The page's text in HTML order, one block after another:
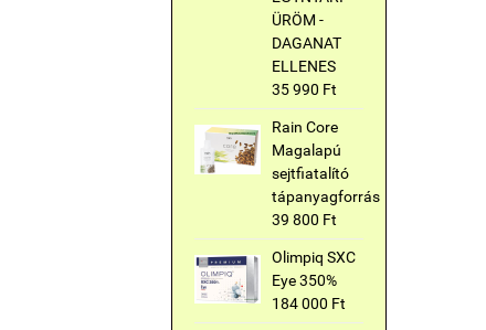
ÜRÖM -
DAGANAT
ELLENES
35 990 Ft
Rain Core
Magalapú
sejtfiatalító
tápanyagforrás
39 800 Ft
Olimpiq SXC
Eye 350%
184 000 Ft